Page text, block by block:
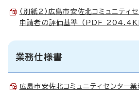
（別紙2）広島市安佐北コミュニティ
申請者の評価基準 （PDF
業務仕様書
広島市安佐北コミュニティセンター